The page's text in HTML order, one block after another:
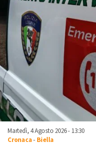
Martedì, 4 Agosto 2026 - 13:30
Cronaca- Biella